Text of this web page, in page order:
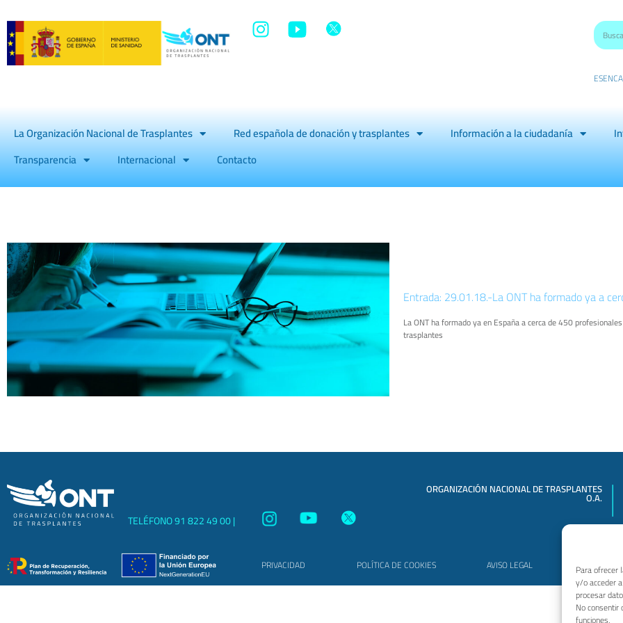
Para ofrecer
y/o acceder
procesar
No
ESENCA
La Organización Nacional de Trasplantes Red española de donación y trasplantes Información a la ciudadanía
Transparencia
Internacional Contacto
Entrada: 29.01.18.-La ONT ha formado ya a
La ONT ha formado ya en España a cerca de 450
trasplantes
TELÉFONO 91 822 49 00 |
ORGANIZACIÓN NACIONAL DE TRASPLANTES
O.A.
PRIVACIDAD POLÍTICA DE COOKIES AVISO LEGAL